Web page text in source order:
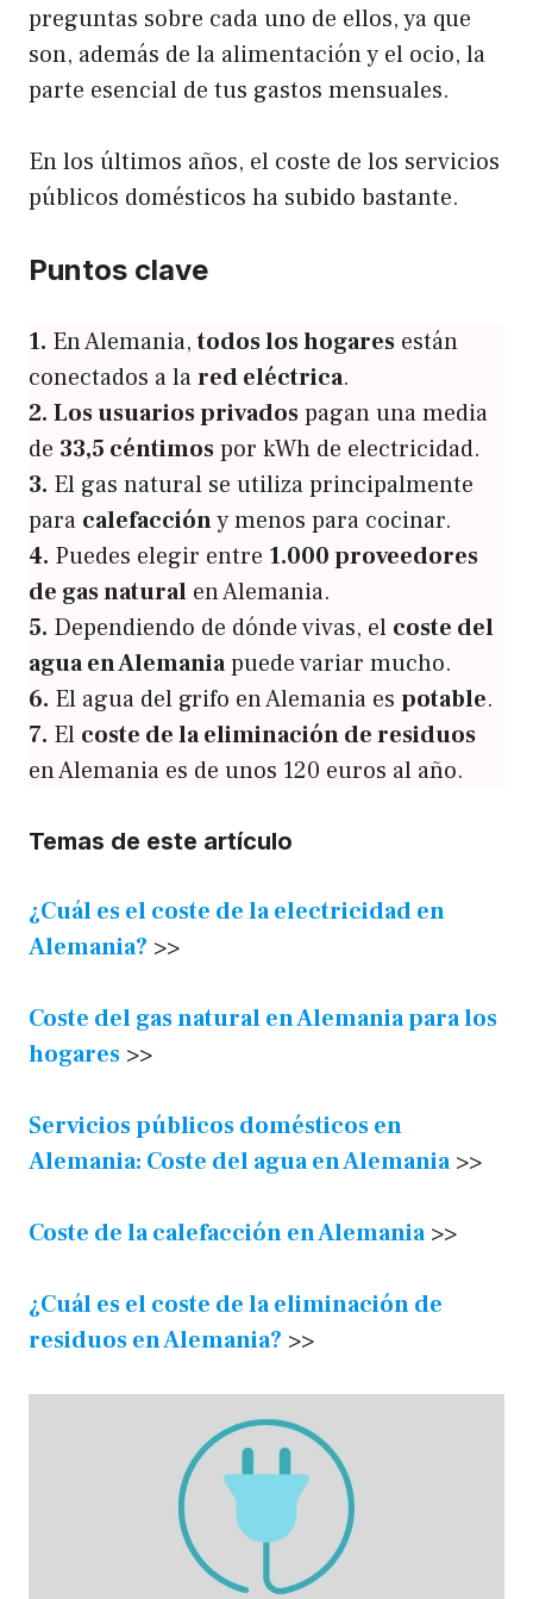
preguntas sobre cada uno de ellos, ya que
son, además de la alimentación y el ocio, la
parte esencial de tus gastos mensuales.
En los últimos años, el coste de los servicios
públicos domésticos ha subido bastante.
Puntos clave
1. En Alemania,todos los hogares están
conectados a lared eléctrica.
2. Los usuarios privadospagan una media
de 33,5 céntimospor kWh de electricidad.
3. El gas natural se utiliza principalmente
para calefaccióny menos para cocinar.
4. Puedes elegir entre 1.000 proveedores
de gas natural en Alemania.
5. Dependiendo de dónde vivas, el coste del
agua en Alemaniapuede variar mucho.
6. El agua del grifo en Alemania es potable.
7. El coste de la eliminación de residuos
en Alemania es de unos 120 euros al año.
Temas de este artículo
¿Cuál es el coste de la electricidad en
Alemania? >>
Coste del gas natural en Alemania para los
hogares >>
Servicios públicos domésticos en
Alemania: Coste del agua en Alemania>>
Coste de la calefacción en Alemania>>
¿Cuál es el coste de la eliminación de
residuos en Alemania? >>